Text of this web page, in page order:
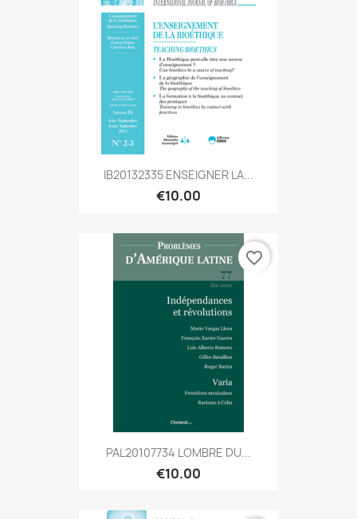
IB20132335 ENSEIGNER LA...
€10.00
PAL20107734 LOMBRE DU...
€10.00
favorite_border